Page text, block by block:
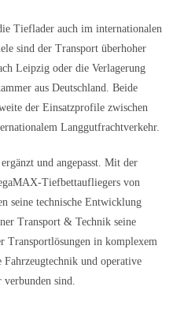
Tieflader auch im internationalen
sind der Transport überhoher
Leipzig oder die Verlagerung
aus Deutschland. Beide
der Einsatzprofile zwischen
Langgutfrachtverkehr.
und angepasst. Mit der
Tiefbettaufliegers von
seine technische Entwicklung
Transport & Technik seine
Transportlösungen in komplexem
und operative
sind.